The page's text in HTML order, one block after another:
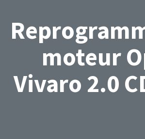
moteur
Vivaro 2.0